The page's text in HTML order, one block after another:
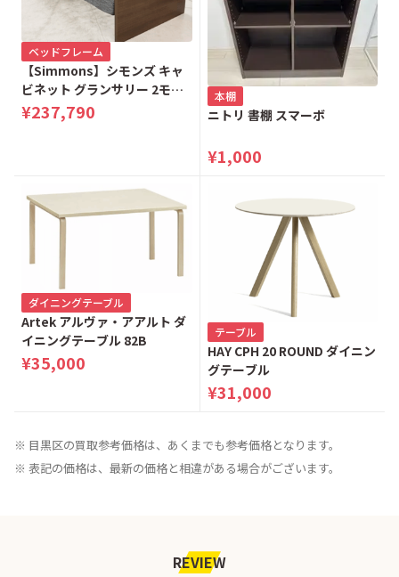
ベッドフレーム
【Simmons】シモンズ キャ
ビネット グランサリー 2モー
ター 電動リクライニングベッ
ド シングルベッド
¥237,790
本棚
ニトリ 書棚 スマーボ
¥1,000
ダイニングテーブル
Artek アルヴァ・アアルト ダ
イニングテーブル 82B
¥35,000
テーブル
HAY CPH 20 ROUND ダイニン
グテーブル
¥31,000
※ 目黒区の買取参考価格は、あくまでも参考価格となります。
※ 表記の価格は、最新の価格と相違がある場合がございます。
REVIEW